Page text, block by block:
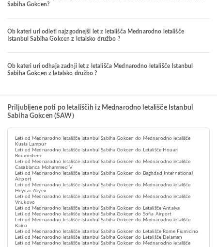
Sabiha Gokcen?
Ob kateri uri odleti najzgodnejši let z letališča Mednarodno letališče
Istanbul Sabiha Gokcen z letalsko družbo ?
Ob kateri uri odhaja zadnji let z letališča Mednarodno letališče Istanbul
Sabiha Gokcen z letalsko družbo ?
Priljubljene poti po letališčih iz Mednarodno letališče Istanbul
Sabiha Gokcen (SAW)
Leti od Mednarodno letališče Istanbul Sabiha Gokcen do Mednarodno letališče
Kuala Lumpur
Leti od Mednarodno letališče Istanbul Sabiha Gokcen do Letališče Houari
Boumediene
Leti od Mednarodno letališče Istanbul Sabiha Gokcen do Mednarodno letališče
Casablanca Mohammed V
Leti od Mednarodno letališče Istanbul Sabiha Gokcen do Baghdad International
Airport
Leti od Mednarodno letališče Istanbul Sabiha Gokcen do Mednarodno letališče
Heydar Aliyev
Leti od Mednarodno letališče Istanbul Sabiha Gokcen do Mednarodno letališče
Vnukovo
Leti od Mednarodno letališče Istanbul Sabiha Gokcen do Letališče Antalya
Leti od Mednarodno letališče Istanbul Sabiha Gokcen do Sofia Airport
Leti od Mednarodno letališče Istanbul Sabiha Gokcen do Mednarodno letališče
Kairo
Leti od Mednarodno letališče Istanbul Sabiha Gokcen do Letališče Rome Fiumicino
Leti od Mednarodno letališče Istanbul Sabiha Gokcen do Letališče Dalaman
Leti od Mednarodno letališče Istanbul Sabiha Gokcen do Mednarodno letališče